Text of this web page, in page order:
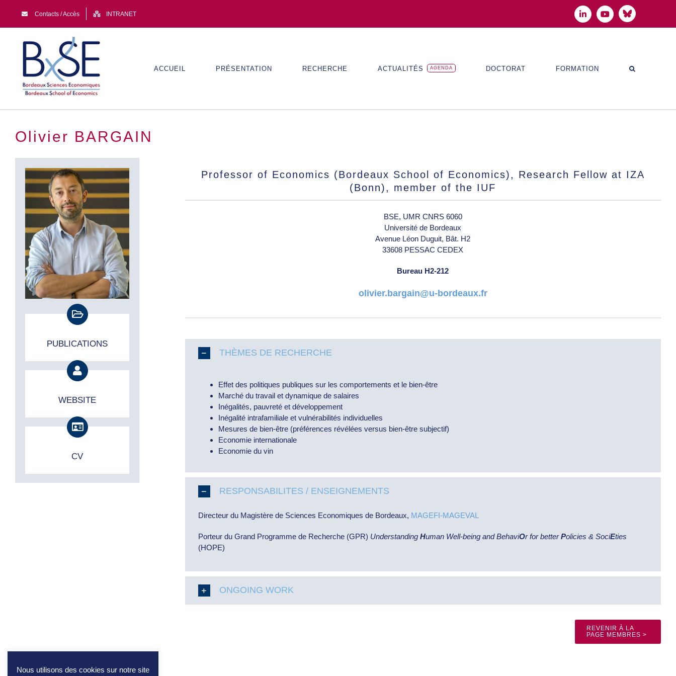
contenu
Contacts / Accès INTRANET LinkedInYouTubeBluesky
ACCUEIL PRÉSENTATION RECHERCHE ACTUALITÉS AGENDA DOCTORAT FORMATION
Olivier BARGAIN
PUBLICATIONS
WEBSITE
CV
Professor of Economics (Bordeaux School of Economics), Research Fellow at IZA
(Bonn), member of the IUF
BSE, UMR CNRS 6060
Université de Bordeaux
Avenue Léon Duguit, Bât. H2
33608 PESSAC CEDEX
Bureau H2-212
olivier.bargain@u-bordeaux.fr
THÈMES DE RECHERCHE
Effet des politiques publiques sur les comportements et le bien-être
Marché du travail et dynamique de salaires
Inégalités, pauvreté et développement
Inégalité intrafamiliale et vulnérabilités individuelles
Mesures de bien-être (préférences révélées versus bien-être subjectif)
Economie internationale
Economie du vin
RESPONSABILITES / ENSEIGNEMENTS
Directeur du Magistère de Sciences Economiques de Bordeaux, MAGEFI-MAGEVAL
Porteur du Grand Programme de Recherche (GPR) Understanding Human Well-being and BehaviOr for betterPolicies & SociEties
(HOPE)
ONGOING WORK
REVENIR À LA
PAGE MEMBRES >
Nous utilisons des cookies sur notre site